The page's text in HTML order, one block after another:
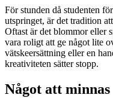
För stunden då studenten
utspringet, är det tradition
Oftast är det blommor eller
vara roligt att ge något lite
vätskeersättning eller en
kreativiteten sätter stopp.
Något att minnas